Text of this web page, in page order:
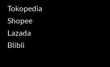
Tokopedia
Shopee
Lazada
Blibli